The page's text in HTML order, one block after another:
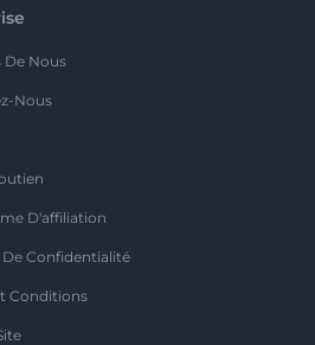
De Nous
Nous
D'affiliation
Confidentialité
Conditions